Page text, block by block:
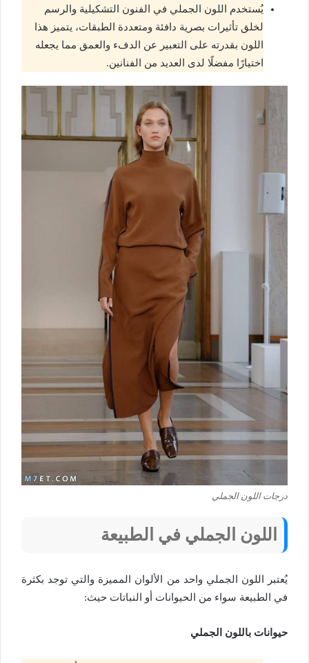
يُستخدم اللون الجملي في الفنون التشكيلية والرسم
لخلق تأثيرات بصرية دافئة ومتعددة الطبقات، يتميز هذا
اللون بقدرته على التعبير عن الدفء والعمق مما يجعله
اختيارًا مفضلًا لدى العديد من الفنانين.
درجات اللون الجملي
اللون الجملي في الطبيعة
يُعتبر اللون الجملي واحد من الألوان المميزة والتي توجد بكثرة
في الطبيعة سواء من الحيوانات أو النباتات حيث:
حيوانات باللون الجملي